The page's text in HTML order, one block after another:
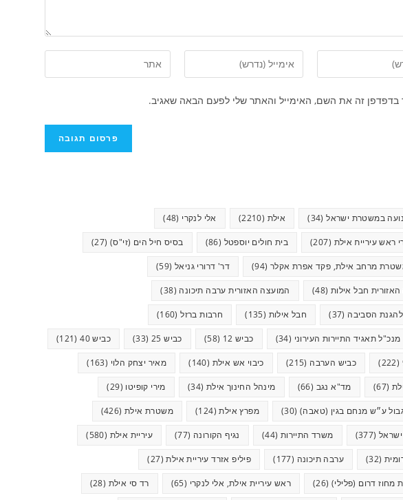
בדפדפן זה את השם, האימייל והאתר שלי לפעם הבאה שאגיב.
במשטרת ישראל(34) אילת (2210) אלי לנקרי (48)
ראש עיריית אילת (207) בית חולים יוספטל (86) בסיס חיל הים (זי"ס)(27)
מרחב אילת, פקד אפרת אקלר(94) דר' דרורי גניאל(59)
חבל אילות (48) המועצה האזורית ערבה תיכונה (38)
הסביבה (37) חבל אילות (135) חרבות ברזל(160)
מנכ"ל תאגיד התיירות העירוני (34) כביש 12 (58) כביש 25 (33) כביש 40 (121)
(222) כביש הערבה (215) כיבוי אש אילת (140) מאיר יצחק הלוי (163)
(67) מד"א נגב (66) מינהל החינוך אילת (34) מירי קופיטו (29)
ע״ש מנחם בגין (טאבה)(30) מפרץ אילת(124) משטרת אילת(426)
(377) משרד התיירות (44) נגיף הקורונה (77) עיריית אילת (580)
(32) ערבה תיכונה (177) פיליפ אזרד עיריית אילת(27)
מחוז דרום (פלילי)(26) ראש עיריית אילת, אלי לנקרי (65) רד סי אילת (28)